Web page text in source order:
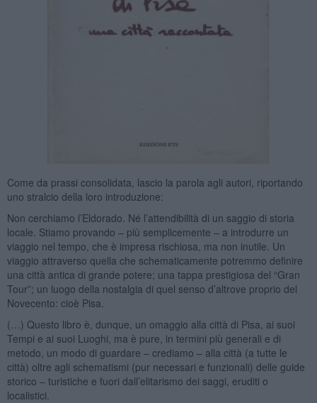
Come da prassi consolidata, lascio la parola agli autori, riportando
uno stralcio della loro introduzione:
Non cerchiamo l’Eldorado. Né l’attendibilità di un saggio di storia
locale. Stiamo provando – più semplicemente – a introdurre un
viaggio nel tempo, che è impresa rischiosa, ma non inutile. Un
viaggio attraverso quella che schematicamente potremmo definire
una città antica di grande potere; una tappa prestigiosa del “Gran
Tour”; un luogo della nostalgia di quel senso d’altrove proprio del
Novecento: cioè Pisa.
(…) Questo libro è, dunque, un omaggio alla città di Pisa, ai suoi
Tempi e ai suoi Luoghi, ma è pure, in termini più generali e di
metodo, un modo di guardare – crediamo – alla città (a tutte le
città) oltre agli schematismi (pur necessari e funzionali) delle guide
storico – turistiche e fuori dall’elitarismo dei saggi, eruditi o
localistici.